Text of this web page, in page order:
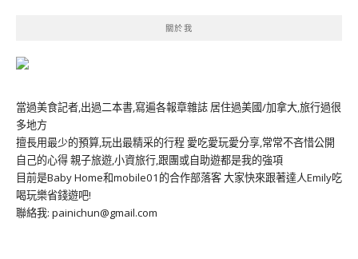
關於我
當過美食記者,出過二本書,寫遍各報章雜誌 居住過美國/加拿大,旅行過很
多地方
擅長用最少的預算,玩出最精采的行程 愛吃愛玩愛分享,常常不吝惜公開
自己的心得 親子旅遊,小資旅行,跟團或自助遊都是我的強項
目前是Baby Home和mobile01的合作部落客 大家快來跟著達人Emily吃
喝玩樂省錢遊吧!
聯絡我: painichun@gmail.com